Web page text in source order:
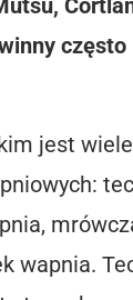
jest
wapnia.